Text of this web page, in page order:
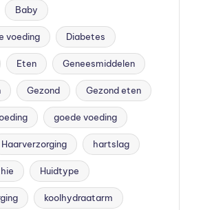
Baby
voeding Diabetes
Eten Geneesmiddelen
Gezond Gezond eten
goede voeding
Haarverzorging hartslag
Huidtype
koolhydraatarm